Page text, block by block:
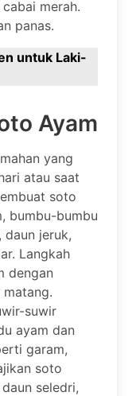
merah.
panas.
untuk Laki-
Ayam
yang
atau saat
soto
bumbu-bumbu
daun jeruk,
Langkah
dengan
suwir
ayam dan
garam,
soto
seledri,